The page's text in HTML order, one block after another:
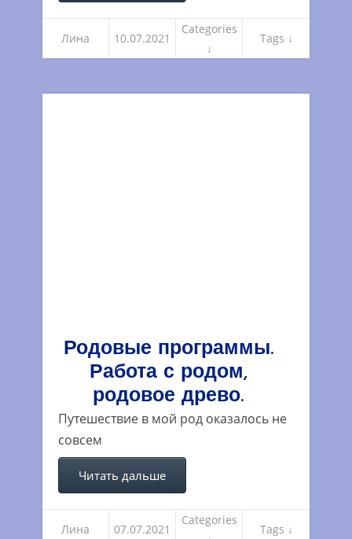
Лина 10.07.2021
Categories
↓
Tags ↓
Родовые программы.
Работа с родом,
родовое древо.
Путешествие в мой род оказалось не
совсем
Читать дальше
Лина 07.07.2021
Categories
Tags ↓